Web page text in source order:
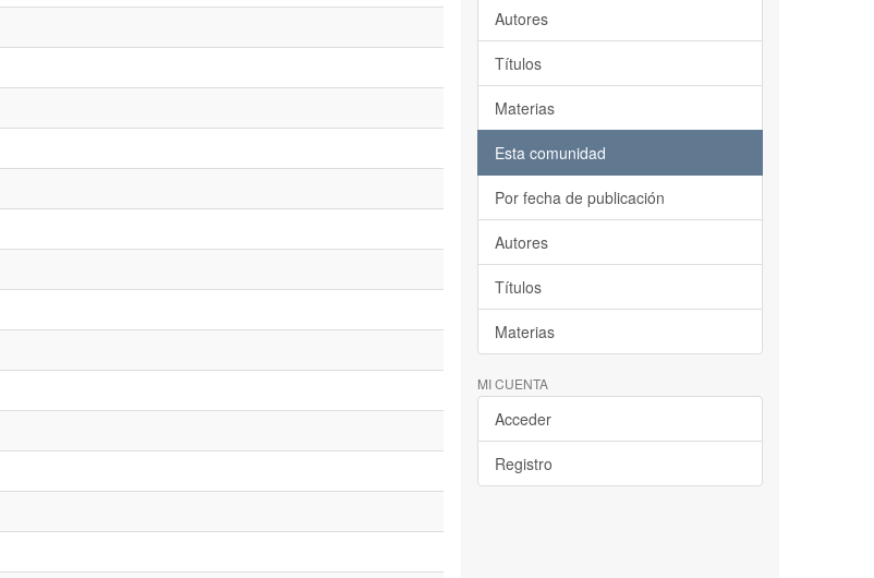
Autores
Títulos
Materias
Esta comunidad
Por fecha de publicación
Autores
Títulos
Materias
MI CUENTA
Acceder
Registro